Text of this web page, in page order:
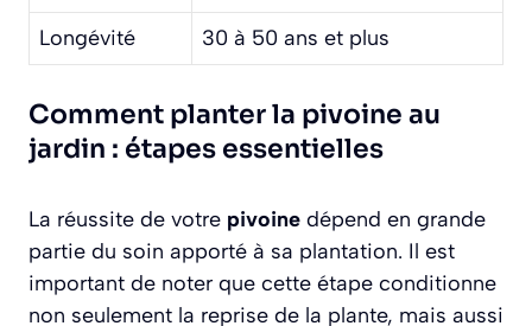
Longévité
30 à 50 ans et plus
Comment planter la pivoine au
jardin : étapes essentielles
La réussite de votre pivoine dépend en grande
partie du soin apporté à sa plantation. Il est
important de noter que cette étape conditionne
non seulement la reprise de la plante, mais aussi